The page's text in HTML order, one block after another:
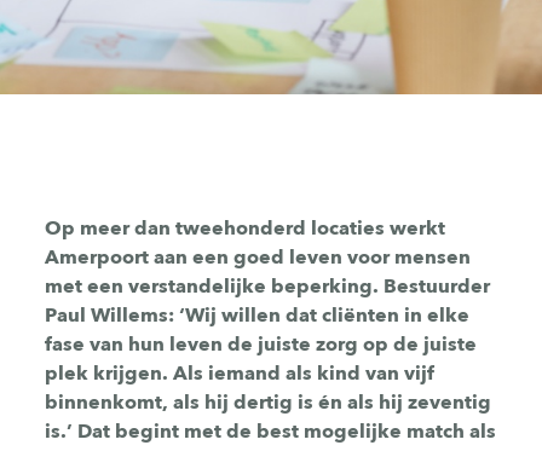
Op meer dan tweehonderd locaties werkt
Amerpoort aan een goed leven voor mensen
met een verstandelijke beperking. Bestuurder
Paul Willems: ‘Wij willen dat cliënten in elke
fase van hun leven de juiste zorg op de juiste
plek krijgen. Als iemand als kind van vijf
binnenkomt, als hij dertig is én als hij zeventig
is.’ Dat begint met de best mogelijke match als